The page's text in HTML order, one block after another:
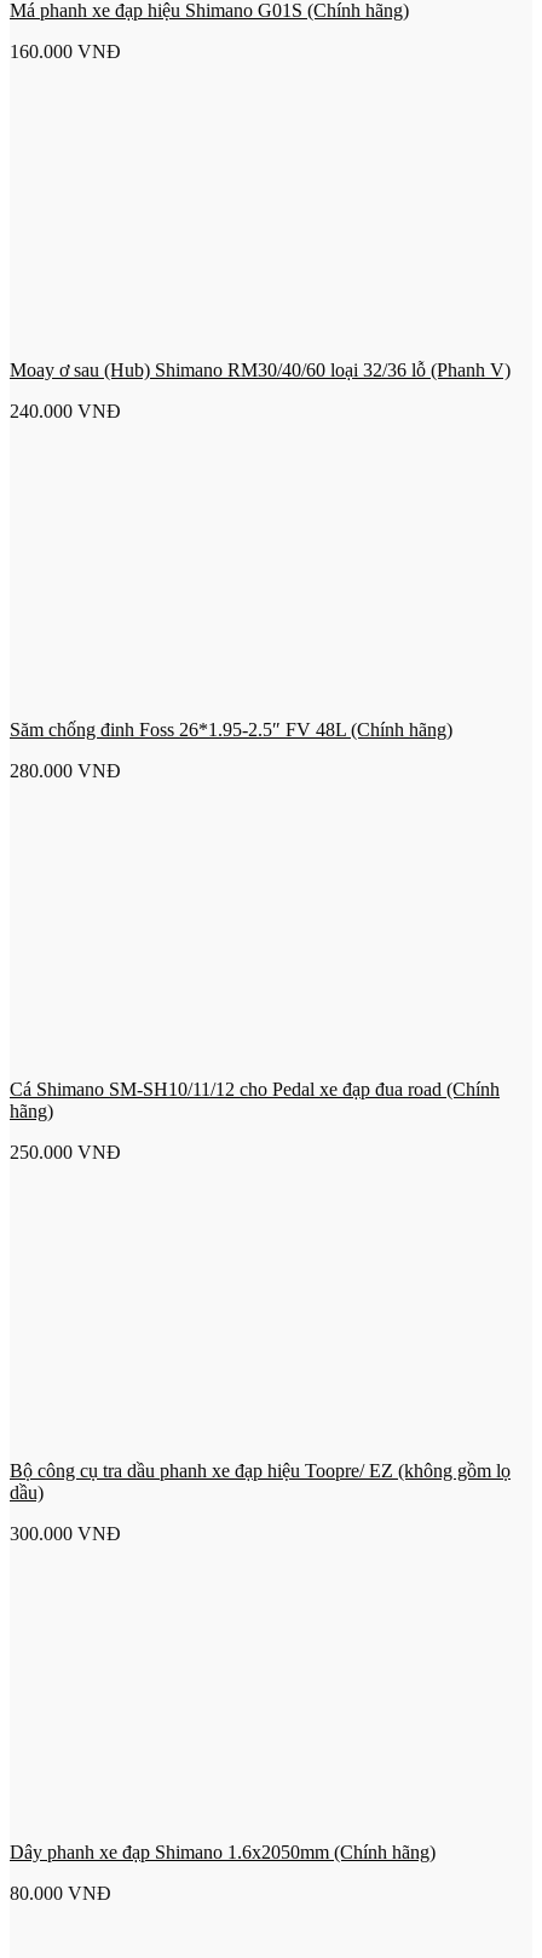
Má phanh xe đạp hiệu Shimano G01S (Chính hãng)
160.000 VNĐ
Moay ơ sau (Hub) Shimano RM30/40/60 loại 32/36 lỗ (Phanh V)
240.000 VNĐ
Săm chống đinh Foss 26*1.95-2.5″ FV 48L (Chính hãng)
280.000 VNĐ
Cá Shimano SM-SH10/11/12 cho Pedal xe đạp đua road (Chính
hãng)
250.000 VNĐ
Bộ công cụ tra dầu phanh xe đạp hiệu Toopre/ EZ (không gồm lọ
dầu)
300.000 VNĐ
Dây phanh xe đạp Shimano 1.6x2050mm (Chính hãng)
80.000 VNĐ